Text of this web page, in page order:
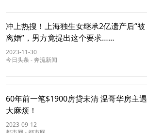
冲上热搜！上海独生女继承2亿遗产后“被
离婚”，男方竟提出这个要求……
2023-11-30
今日头条 -奔流新闻
60年前一笔$1900房贷未清 温哥华房主遇
大麻烦！
2023-09-12